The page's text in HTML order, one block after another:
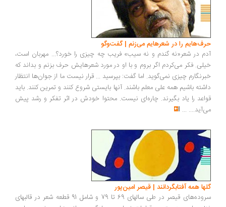
حرف‌هایم را در شعرهایم می‌زنم | گفت‌وگو
آدم در شعر«نه گندم و نه سیب» فریب چه چیزی را خورد؟... مهربان است،
خیلی. فکر می‌کردم اگر بروم و با او در مورد شعرهایش حرف بزنم و بداند که
خبرنگارم چیزی نمی‌گوید. اما گفت: بپرسید ... قرار نیست ما از جوان‌ها انتظار
داشته باشیم همه علی معلم باشند. آنها بایستی شروع کنند و تمرین کنند. باید
قواعد را یاد بگیرند. چاره‌ای نیست. محتوا خودش در اثر تفکر و رشد پیش
می‌آید.... ...
گلها همه آفتابگردانند | قیصر امین‌پور
سروده‌های قیصر در طی سالهای 69 تا 79 و شامل 91 قطعه شعر در قالبهای